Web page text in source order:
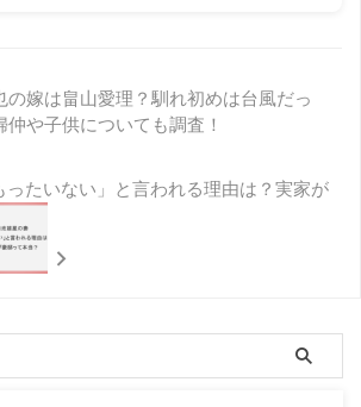
の嫁は畠山愛理？馴れ初めは台風だっ
仲や子供についても調査！
たいない」と言われる理由は？実家が